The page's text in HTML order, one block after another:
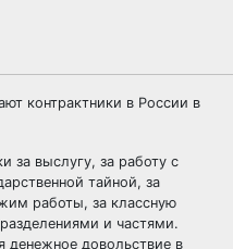
контрактники в России в
за выслугу, за работу с
тайной, за
работы, за классную
и частями.
денежное довольствие в